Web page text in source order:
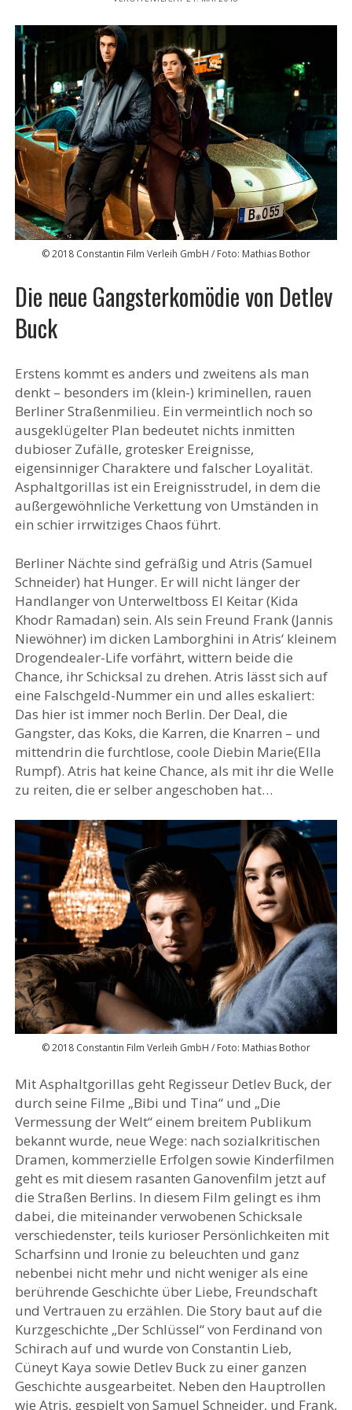
© 2018 Constantin Film Verleih GmbH / Foto: Mathias Bothor
Die neue Gangsterkomödie von Detlev
Buck
Erstens kommt es anders und zweitens als man
denkt – besonders im (klein-) kriminellen, rauen
Berliner Straßenmilieu. Ein vermeintlich noch so
ausgeklügelter Plan bedeutet nichts inmitten
dubioser Zufälle, grotesker Ereignisse,
eigensinniger Charaktere und falscher Loyalität.
Asphaltgorillas ist ein Ereignisstrudel, in dem die
außergewöhnliche Verkettung von Umständen in
ein schier irrwitziges Chaos führt.
Berliner Nächte sind gefräßig und Atris (Samuel
Schneider) hat Hunger. Er will nicht länger der
Handlanger von Unterweltboss El Keitar (Kida
Khodr Ramadan) sein. Als sein Freund Frank (Jannis
Niewöhner) im dicken Lamborghini in Atris‘ kleinem
Drogendealer-Life vorfährt, wittern beide die
Chance, ihr Schicksal zu drehen. Atris lässt sich auf
eine Falschgeld-Nummer ein und alles eskaliert:
Das hier ist immer noch Berlin. Der Deal, die
Gangster, das Koks, die Karren, die Knarren – und
mittendrin die furchtlose, coole Diebin Marie(Ella
Rumpf). Atris hat keine Chance, als mit ihr die Welle
zu reiten, die er selber angeschoben hat…
© 2018 Constantin Film Verleih GmbH / Foto: Mathias Bothor
Mit Asphaltgorillas geht Regisseur Detlev Buck, der
durch seine Filme „Bibi und Tina“ und „Die
Vermessung der Welt“ einem breitem Publikum
bekannt wurde, neue Wege: nach sozialkritischen
Dramen, kommerzielle Erfolgen sowie Kinderfilmen
geht es mit diesem rasanten Ganovenfilm jetzt auf
die Straßen Berlins. In diesem Film gelingt es ihm
dabei, die miteinander verwobenen Schicksale
verschiedenster, teils kurioser Persönlichkeiten mit
Scharfsinn und Ironie zu beleuchten und ganz
nebenbei nicht mehr und nicht weniger als eine
berührende Geschichte über Liebe, Freundschaft
und Vertrauen zu erzählen. Die Story baut auf die
Kurzgeschichte „Der Schlüssel“ von Ferdinand von
Schirach auf und wurde von Constantin Lieb,
Cüneyt Kaya sowie Detlev Buck zu einer ganzen
Geschichte ausgearbeitet. Neben den Hauptrollen
wie Atris, gespielt von Samuel Schneider, und Frank,